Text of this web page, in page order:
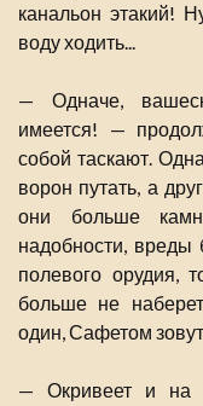
канальон этакий!
воду ходить...
— Одначе,
имеется! —
собой таскают.
ворон путать, а
они больше
надобности,
полевого орудия,
больше не
один, Сафетом
— Окривеет и на